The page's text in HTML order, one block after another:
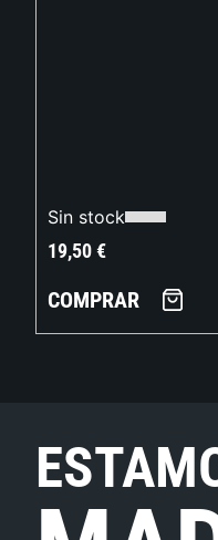
Sin stock
19,50€
COMPRAR